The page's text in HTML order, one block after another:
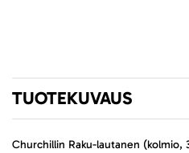
TUOTEKUVAUS
Churchillin Raku-lautanen (kolmio,